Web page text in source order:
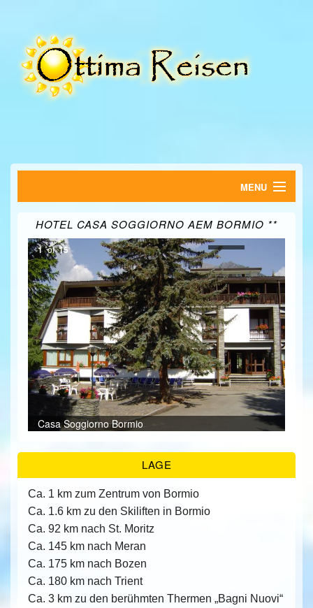
MENU
FERIENWOHNUNGEN
HOTELS
SUCHE
ÜBER UNS
KONTAKT/ANFRAGE
FEEDBACKS
HOTEL CASA SOGGIORNO AEM BORMIO **
Casa Soggiorno Bormio
1 of 15
LAGE
Ca. 1 km zum Zentrum von Bormio
Ca. 1.6 km zu den Skiliften in Bormio
Ca. 92 km nach St. Moritz
Ca. 145 km nach Meran
Ca. 175 km nach Bozen
Ca. 180 km nach Trient
Ca. 3 km zu den berühmten Thermen „Bagni Nuovi“